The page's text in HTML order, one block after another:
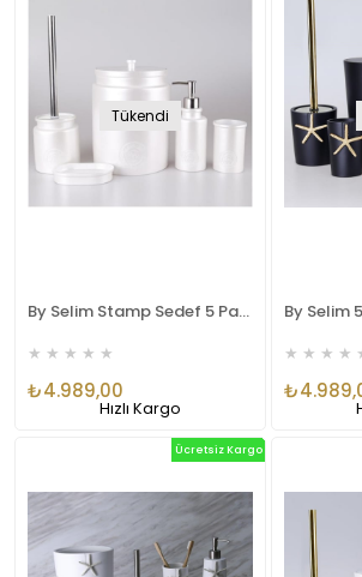
Tükendi
By Selim Stamp Sedef 5 Parça Polyester Banyo Seti
★ ★ ★ ★ ★
₺4.989,00
Hızlı Kargo
★ ★ ★ ★
Ücretsiz Kargo